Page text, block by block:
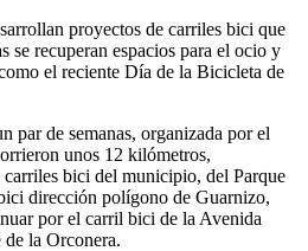
proyectos de carriles bici que
se recuperan espacios para el ocio y
el reciente Día de la Bicicleta de
par de semanas, organizada por el
unos 12 kilómetros,
bici del municipio, del Parque
dirección polígono de Guarnizo,
por el carril bici de la Avenida
la Orconera.